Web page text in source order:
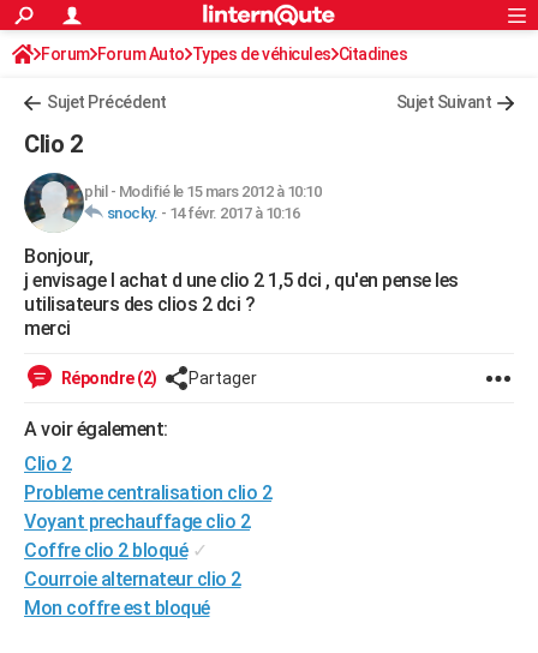
ACTUALITÉS
Politique
Société
Faits Divers
Education
Monde
Villes
+
FINANCE
Retraite
Impôts
Epargne
Immobilier
Risques naturels par ville
Banque
Assurance
Crédit
AUTO
Essais
Réserver un essai
Citadines
Berlines
SUV
Forum auto
+HIGH-TECH
Mobiles
Meilleur smartphone
Internet
Ordinateurs
Jeux vidéo
Guide high-tech
+BRICOLAGE
Forum
Aménagement intérieur
Extérieur
Cuisine
Salle de bains
Jardinage
Rangement
WEEK-END
LIFESTYLE
Art de vivre
Bien-être
Loisirs
Mode
Modes de vie
SANTE
Alimentation
Guide de la santé
Maladies
Médicaments
Sommeil
VOYAGE
Destinations
City break
Voyage nature
Voyage de noces
Forum
Climat
+PHOTO
GUIDES D'ACHAT
S'inscrire
Connexion
Forum Forum Auto Types de véhicules Citadines
Sujet Précédent Sujet Suivant
Clio 2
phil - Modifié le 15 mars 2012 à 10:10
snocky. - 14 févr. 2017 à 10:16
Bonjour,
j envisage l achat d une clio 2 1,5 dci , qu'en pense les
utilisateurs des clios 2 dci ?
merci
Répondre (2) Partager
A voir également:
Clio 2
Probleme centralisation clio 2
Voyant prechauffage clio 2
Coffre clio 2 bloqué ✓
Courroie alternateur clio 2
Mon coffre est bloqué